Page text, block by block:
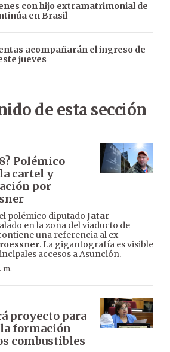
con hijo extramatrimonial de
en Brasil
acompañarán el ingreso de
jueves
de esta sección
Polémico
cartel y
por
polémico diputado Jatar
en la zona del viaducto de
una referencia al ex
. La gigantografía es visible
accesos a Asunción.
m.
proyecto para
formación
combustibles